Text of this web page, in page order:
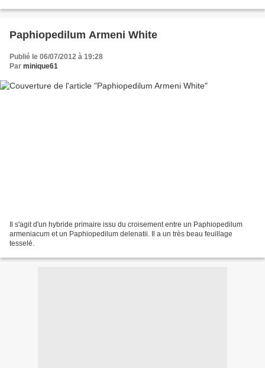
Paphiopedilum Armeni White
Publié le 06/07/2012 à 19:28
Par minique61
Il s'agit d'un hybride primaire issu du croisement entre un Paphiopedilum
armeniacum et un Paphiopedilum delenatii. Il a un très beau feuillage
tesselé.